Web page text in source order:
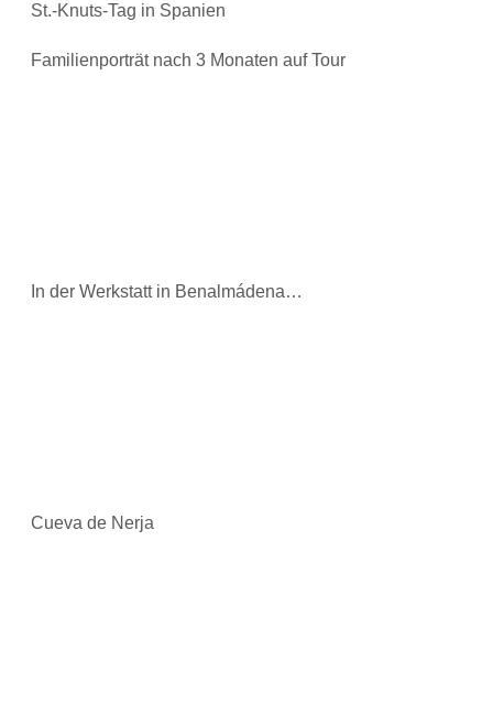
St.-Knuts-Tag in Spanien
Familienporträt nach 3 Monaten auf Tour
In der Werkstatt in Benalmádena…
Cueva de Nerja